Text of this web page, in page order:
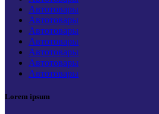
Автотовары
Автотовары
Автотовары
Автотовары
Автотовары
Автотовары
Автотовары
Lorem ipsum